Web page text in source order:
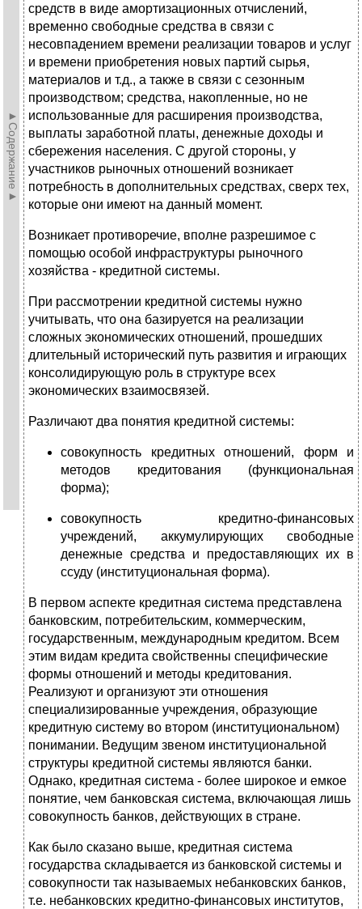
►Содержание►
средств в виде амортизационных отчислений,
временно свободные средства в связи с
несовпадением времени реализации товаров и услуг
и времени приобретения новых партий сырья,
материалов и т.д., а также в связи с сезонным
производством; средства, накопленные, но не
использованные для расширения производства,
выплаты заработной платы, денежные доходы и
сбережения населения. С другой стороны, у
участников рыночных отношений возникает
потребность в дополнительных средствах, сверх тех,
которые они имеют на данный момент.
Возникает противоречие, вполне разрешимое с
помощью особой инфраструктуры рыночного
хозяйства - кредитной системы.
При рассмотрении кредитной системы нужно
учитывать, что она базируется на реализации
сложных экономических отношений, прошедших
длительный исторический путь развития и играющих
консолидирующую роль в структуре всех
экономических взаимосвязей.
Различают два понятия кредитной системы:
совокупность кредитных отношений, форм и
методов кредитования (функциональная
форма);
совокупность кредитно-финансовых
учреждений, аккумулирующих свободные
денежные средства и предоставляющих их в
ссуду (институциональная форма).
В первом аспекте кредитная система представлена
банковским, потребительским, коммерческим,
государственным, международным кредитом. Всем
этим видам кредита свойственны специфические
формы отношений и методы кредитования.
Реализуют и организуют эти отношения
специализированные учреждения, образующие
кредитную систему во втором (институциональном)
понимании. Ведущим звеном институциональной
структуры кредитной системы являются банки.
Однако, кредитная система - более широкое и емкое
понятие, чем банковская система, включающая лишь
совокупность банков, действующих в стране.
Как было сказано выше, кредитная система
государства складывается из банковской системы и
совокупности так называемых небанковских банков,
т.е. небанковских кредитно-финансовых институтов,